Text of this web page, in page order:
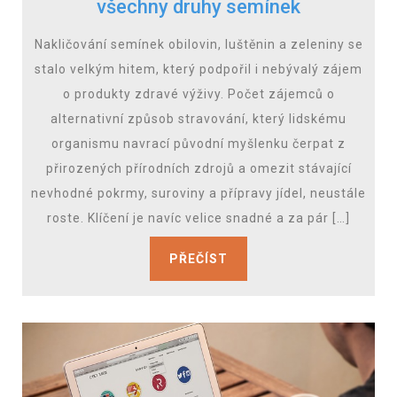
všechny druhy semínek
Nakličování semínek obilovin, luštěnin a zeleniny se
stalo velkým hitem, který podpořil i nebývalý zájem
o produkty zdravé výživy. Počet zájemců o
alternativní způsob stravování, který lidskému
organismu navrací původní myšlenku čerpat z
přirozených přírodních zdrojů a omezit stávající
nevhodné pokrmy, suroviny a přípravy jídel, neustále
roste. Klíčení je navíc velice snadné a za pár […]
PŘEČÍST